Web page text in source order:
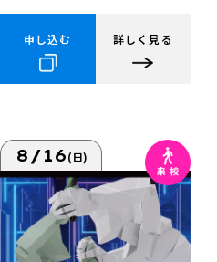
申し込む 詳しく見る
8/16(日)